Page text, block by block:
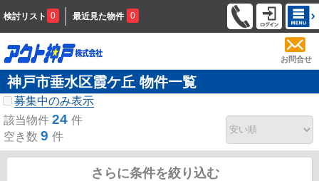
検討リスト 0 最近見た物件 0
お問合せ
神戸市垂水区霞ケ丘 物件一覧
募集中のみ表示
該当物件 24 件
空き数 9 件
さらに条件を絞り込む